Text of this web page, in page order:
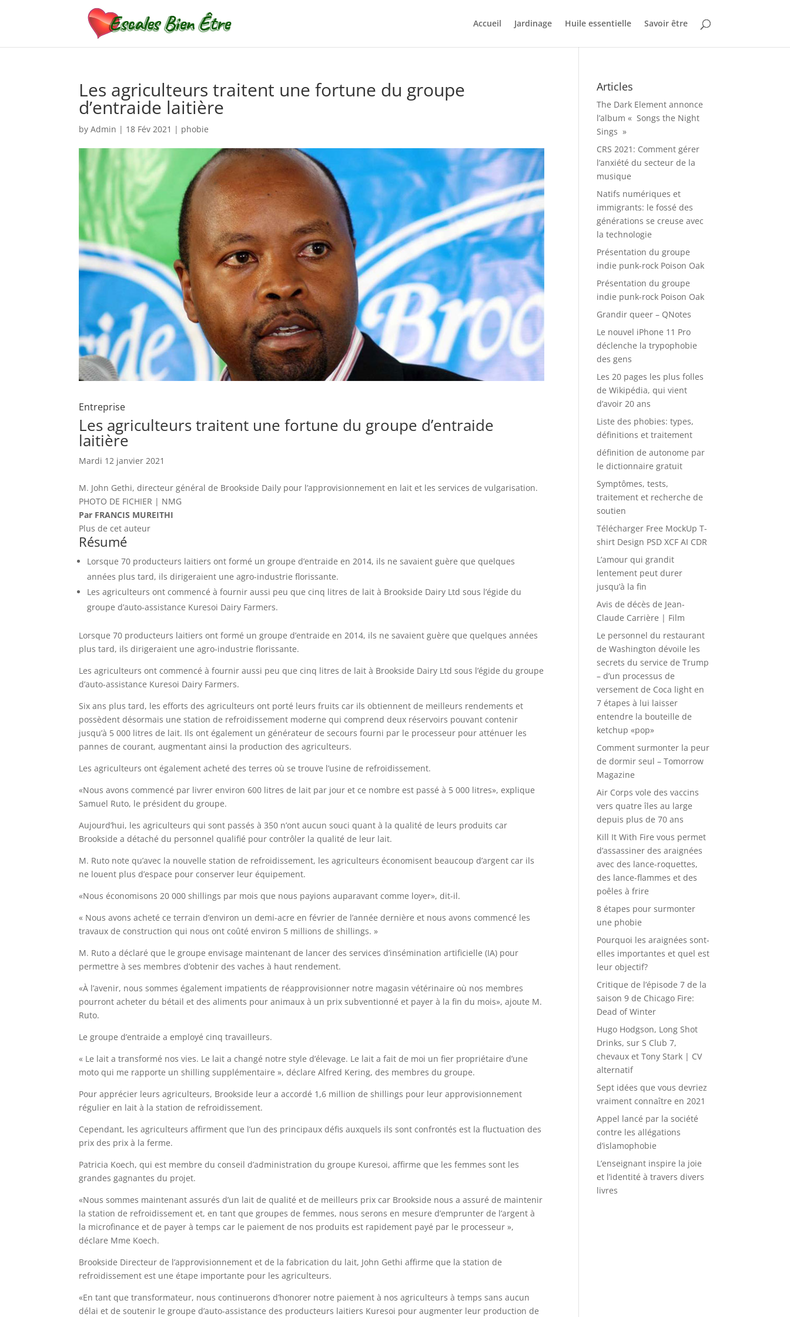
Accueil Jardinage Huile essentielle Savoir être
Les agriculteurs traitent une fortune du groupe
d’entraide laitière
byAdmin | 18 Fév 2021 | phobie
Entreprise
Les agriculteurs traitent une fortune du groupe d’entraide
laitière
Mardi 12 janvier 2021
M. John Gethi, directeur général de Brookside Daily pour l’approvisionnement en lait et les services de vulgarisation.
PHOTO DE FICHIER | NMG
Par FRANCIS MUREITHI
Plus de cet auteur
Résumé
Lorsque 70 producteurs laitiers ont formé un groupe d’entraide en 2014, ils ne savaient guère que quelques
années plus tard, ils dirigeraient une agro-industrie florissante.
Les agriculteurs ont commencé à fournir aussi peu que cinq litres de lait à Brookside Dairy Ltd sous l’égide du
groupe d’auto-assistance Kuresoi Dairy Farmers.
Lorsque 70 producteurs laitiers ont formé un groupe d’entraide en 2014, ils ne savaient guère que quelques années
plus tard, ils dirigeraient une agro-industrie florissante.
Les agriculteurs ont commencé à fournir aussi peu que cinq litres de lait à Brookside Dairy Ltd sous l’égide du groupe
d’auto-assistance Kuresoi Dairy Farmers.
Six ans plus tard, les efforts des agriculteurs ont porté leurs fruits car ils obtiennent de meilleurs rendements et
possèdent désormais une station de refroidissement moderne qui comprend deux réservoirs pouvant contenir
jusqu’à 5 000 litres de lait. Ils ont également un générateur de secours fourni par le processeur pour atténuer les
pannes de courant, augmentant ainsi la production des agriculteurs.
Les agriculteurs ont également acheté des terres où se trouve l’usine de refroidissement.
«Nous avons commencé par livrer environ 600 litres de lait par jour et ce nombre est passé à 5 000 litres», explique
Samuel Ruto, le président du groupe.
Aujourd’hui, les agriculteurs qui sont passés à 350 n’ont aucun souci quant à la qualité de leurs produits car
Brookside a détaché du personnel qualifié pour contrôler la qualité de leur lait.
M. Ruto note qu’avec la nouvelle station de refroidissement, les agriculteurs économisent beaucoup d’argent car ils
ne louent plus d’espace pour conserver leur équipement.
«Nous économisons 20 000 shillings par mois que nous payions auparavant comme loyer», dit-il.
« Nous avons acheté ce terrain d’environ un demi-acre en février de l’année dernière et nous avons commencé les
travaux de construction qui nous ont coûté environ 5 millions de shillings. »
M. Ruto a déclaré que le groupe envisage maintenant de lancer des services d’insémination artificielle (IA) pour
permettre à ses membres d’obtenir des vaches à haut rendement.
«À l’avenir, nous sommes également impatients de réapprovisionner notre magasin vétérinaire où nos membres
pourront acheter du bétail et des aliments pour animaux à un prix subventionné et payer à la fin du mois», ajoute M.
Ruto.
Le groupe d’entraide a employé cinq travailleurs.
« Le lait a transformé nos vies. Le lait a changé notre style d’élevage. Le lait a fait de moi un fier propriétaire d’une
moto qui me rapporte un shilling supplémentaire », déclare Alfred Kering, des membres du groupe.
Pour apprécier leurs agriculteurs, Brookside leur a accordé 1,6 million de shillings pour leur approvisionnement
régulier en lait à la station de refroidissement.
Cependant, les agriculteurs affirment que l’un des principaux défis auxquels ils sont confrontés est la fluctuation des
prix des prix à la ferme.
Patricia Koech, qui est membre du conseil d’administration du groupe Kuresoi, affirme que les femmes sont les
grandes gagnantes du projet.
«Nous sommes maintenant assurés d’un lait de qualité et de meilleurs prix car Brookside nous a assuré de maintenir
la station de refroidissement et, en tant que groupes de femmes, nous serons en mesure d’emprunter de l’argent à
la microfinance et de payer à temps car le paiement de nos produits est rapidement payé par le processeur »,
déclare Mme Koech.
Brookside Directeur de l’approvisionnement et de la fabrication du lait, John Gethi affirme que la station de
refroidissement est une étape importante pour les agriculteurs.
«En tant que transformateur, nous continuerons d’honorer notre paiement à nos agriculteurs à temps sans aucun
délai et de soutenir le groupe d’auto-assistance des producteurs laitiers Kuresoi pour augmenter leur production de
Articles
The Dark Element annonce
l’album « Songs the Night
Sings »
CRS 2021: Comment gérer
l’anxiété du secteur de la
musique
Natifs numériques et
immigrants: le fossé des
générations se creuse avec
la technologie
Présentation du groupe
indie punk-rock Poison Oak
Présentation du groupe
indie punk-rock Poison Oak
Grandir queer – QNotes
Le nouvel iPhone 11 Pro
déclenche la trypophobie
des gens
Les 20 pages les plus folles
de Wikipédia, qui vient
d’avoir 20 ans
Liste des phobies: types,
définitions et traitement
définition de autonome par
le dictionnaire gratuit
Symptômes, tests,
traitement et recherche de
soutien
Télécharger Free MockUp T-
shirt Design PSD XCF AI CDR
L’amour qui grandit
lentement peut durer
jusqu’à la fin
Avis de décès de Jean-
Claude Carrière | Film
Le personnel du restaurant
de Washington dévoile les
secrets du service de Trump
– d’un processus de
versement de Coca light en
7 étapes à lui laisser
entendre la bouteille de
ketchup «pop»
Comment surmonter la peur
de dormir seul – Tomorrow
Magazine
Air Corps vole des vaccins
vers quatre îles au large
depuis plus de 70 ans
Kill It With Fire vous permet
d’assassiner des araignées
avec des lance-roquettes,
des lance-flammes et des
poêles à frire
8 étapes pour surmonter
une phobie
Pourquoi les araignées sont-
elles importantes et quel est
leur objectif?
Critique de l’épisode 7 de la
saison 9 de Chicago Fire:
Dead of Winter
Hugo Hodgson, Long Shot
Drinks, sur S Club 7,
chevaux et Tony Stark | CV
alternatif
Sept idées que vous devriez
vraiment connaître en 2021
Appel lancé par la société
contre les allégations
d’islamophobie
L’enseignant inspire la joie
et l’identité à travers divers
livres